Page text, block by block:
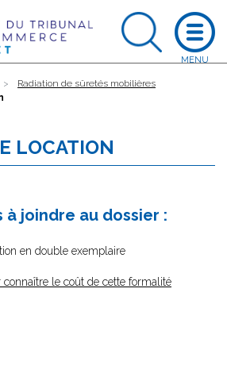
Radiation de sûretés mobilières
LOCATION
à joindre au dossier :
en double exemplaire
le coût de cette formalité